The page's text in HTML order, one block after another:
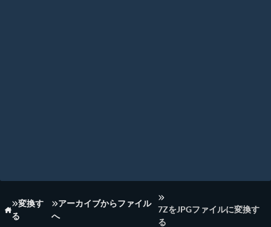
ホーム
変換す
る
アーカイブからファイル
へ
7ZをJPGファイルに変換す
る